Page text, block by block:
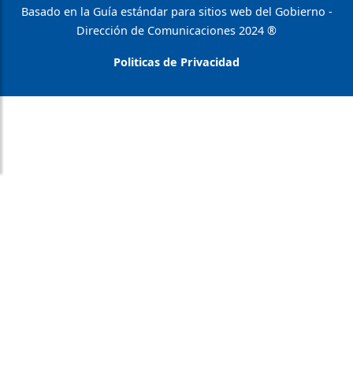
Basado en la Guía estándar para sitios web del Gobierno -
Dirección de Comunicaciones 2024 ®
Politicas de Privacidad